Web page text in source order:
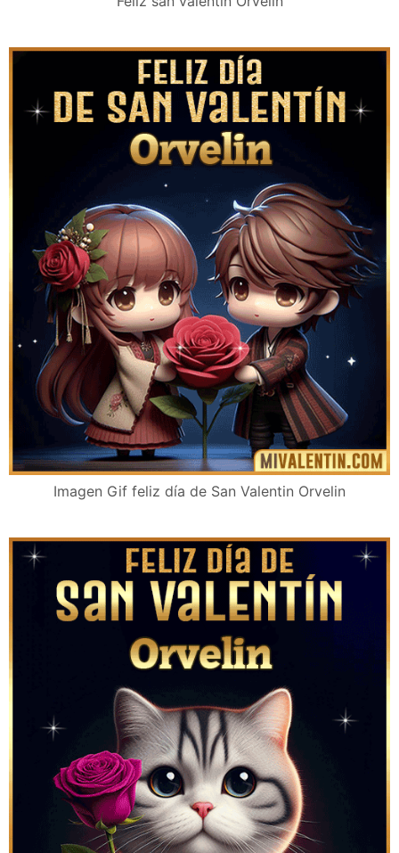
Imagen Gif feliz día de San Valentin Orvelin